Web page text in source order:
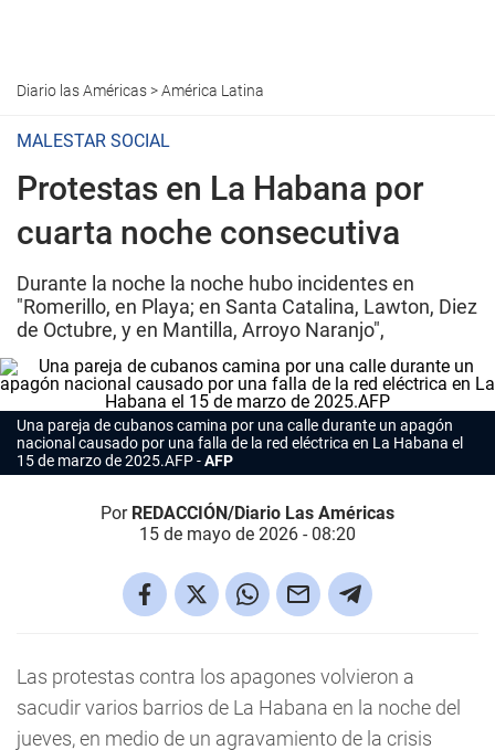
Diario las Américas>América Latina
MALESTAR SOCIAL
Protestas en La Habana por
cuarta noche consecutiva
Durante la noche la noche hubo incidentes en
"Romerillo, en Playa; en Santa Catalina, Lawton, Diez
de Octubre, y en Mantilla, Arroyo Naranjo",
Una pareja de cubanos camina por una calle durante un apagón
nacional causado por una falla de la red eléctrica en La Habana el
15 de marzo de 2025.AFP
AFP
Por REDACCIÓN/Diario Las Américas
15 de mayo de 2026 - 08:20
Las protestas contra los apagones volvieron a
sacudir varios barrios de La Habana en la noche del
jueves, en medio de un agravamiento de la crisis